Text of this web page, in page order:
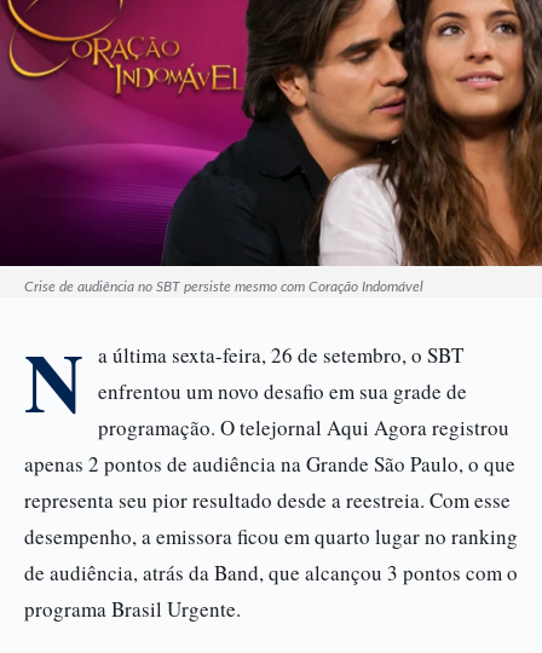
Crise de audiência no SBT persiste mesmo com Coração Indomável
N a última sexta-feira, 26 de setembro, o SBT
enfrentou um novo desafio em sua grade de
programação. O telejornal Aqui Agora registrou
apenas 2 pontos de audiência na Grande São Paulo, o que
representa seu pior resultado desde a reestreia. Com esse
desempenho, a emissora ficou em quarto lugar no ranking
de audiência, atrás da Band, que alcançou 3 pontos com o
programa Brasil Urgente.